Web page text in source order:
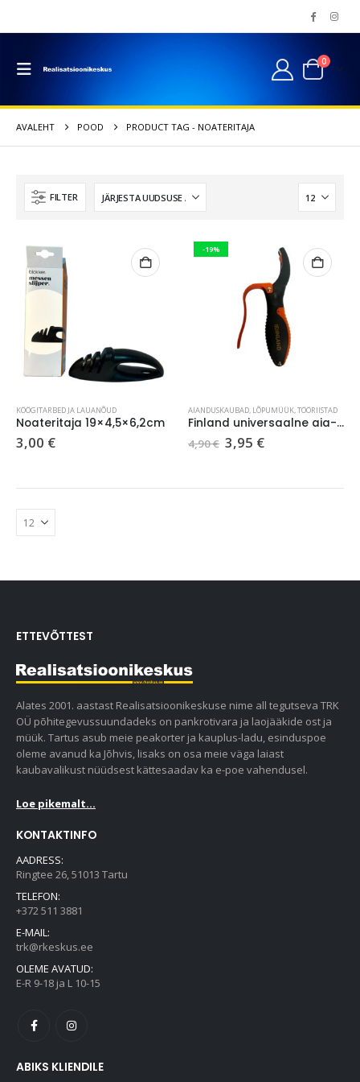
0
AVALEHT POOD PRODUCT TAG - NOATERITAJA
FILTER
KÖÖGITARBED JA LAUANÕUD
Noateritaja 19×4,5×6,2cm
3,00 €
-19%
AIANDUSKAUBAD, LÕPUMÜÜK,TÖÖRIISTAD
Finland universaalne aia- ja oksakääride teritaja
4,90€ 3,95 €
ETTEVÕTTEST
Alates 2001. aastast Realisatsioonikeskuse nime all tegutseva TRK
OÜ põhitegevussuundadeks on pankrotivara ja laojääkide ost ja
müük. Tartus asub meie peakorter ja kauplus-ladu, esinduspoe
oleme avanud ka Jõhvis, lisaks on osa meie väga laiast
kaubavalikust nüüdsest kättesaadav ka e-poe vahendusel.
Loe pikemalt...
KONTAKTINFO
AADRESS:
Ringtee 26, 51013 Tartu
TELEFON:
+372 511 3881
E-MAIL:
trk@rkeskus.ee
OLEME AVATUD:
E-R 9-18 ja L 10-15
ABIKS KLIENDILE